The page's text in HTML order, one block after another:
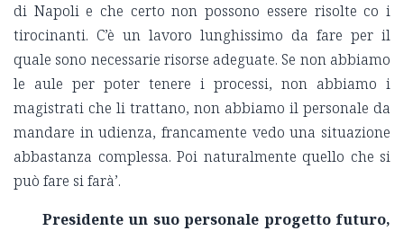
di Napoli e che certo non possono essere risolte co i
tirocinanti. C’è un lavoro lunghissimo da fare per il
quale sono necessarie risorse adeguate. Se non abbiamo
le aule per poter tenere i processi, non abbiamo i
magistrati che li trattano, non abbiamo il personale da
mandare in udienza, francamente vedo una situazione
abbastanza complessa. Poi naturalmente quello che si
può fare si farà’.
Presidente un suo personale progetto futuro,